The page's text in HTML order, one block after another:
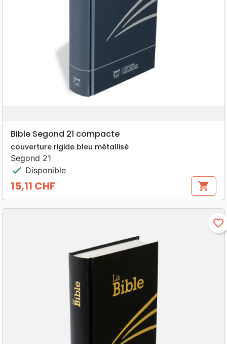
Bible Segond 21 compacte
couverture rigide bleu métallisé
Segond 21
check Disponible
Prix
15,11 CHF shopping_cart
favorite_border